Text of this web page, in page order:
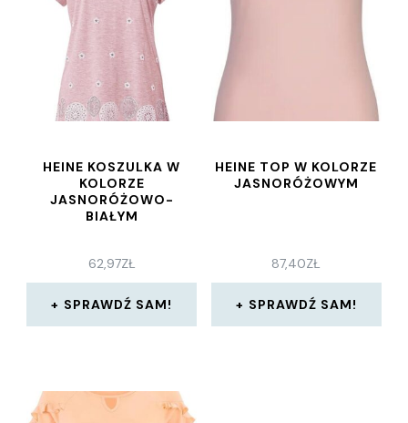
HEINE KOSZULKA W
KOLORZE
JASNORÓŻOWO-
BIAŁYM
62,97ZŁ
SPRAWDŹ SAM!
HEINE TOP W KOLORZE
JASNORÓŻOWYM
87,40ZŁ
SPRAWDŹ SAM!